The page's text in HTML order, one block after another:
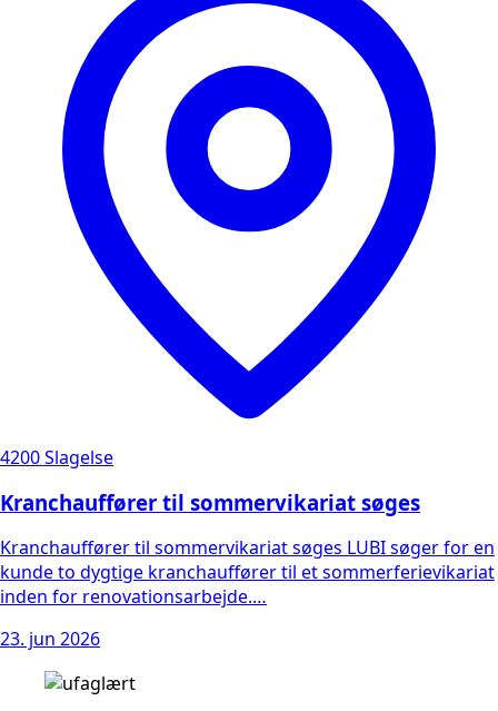
4200 Slagelse
Kranchauffører til sommervikariat søges
Kranchauffører til sommervikariat søges LUBI søger for en
kunde to dygtige kranchauffører til et sommerferievikariat
inden for renovationsarbejde.…
23. jun 2026